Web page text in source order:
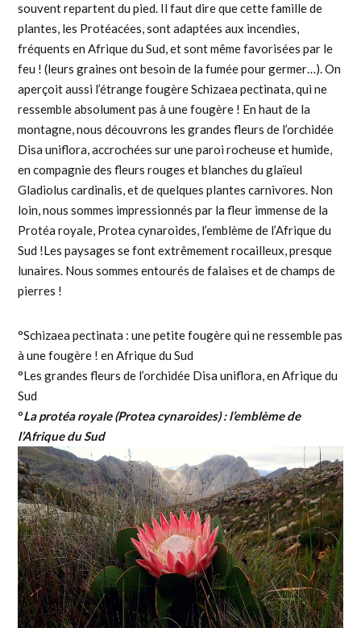
souvent repartent du pied. Il faut dire que cette famille de
plantes, les Protéacées, sont adaptées aux incendies,
fréquents en Afrique du Sud, et sont même favorisées par le
feu ! (leurs graines ont besoin de la fumée pour germer…). On
aperçoit aussi l’étrange fougère Schizaea pectinata, qui ne
ressemble absolument pas à une fougère ! En haut de la
montagne, nous découvrons les grandes fleurs de l’orchidée
Disa uniflora, accrochées sur une paroi rocheuse et humide,
en compagnie des fleurs rouges et blanches du glaïeul
Gladiolus cardinalis, et de quelques plantes carnivores. Non
loin, nous sommes impressionnés par la fleur immense de la
Protéa royale, Protea cynaroides, l’emblème de l’Afrique du
Sud !Les paysages se font extrêmement rocailleux, presque
lunaires. Nous sommes entourés de falaises et de champs de
pierres !
°Schizaea pectinata : une petite fougère qui ne ressemble pas
à une fougère ! en Afrique du Sud
°Les grandes fleurs de l’orchidée Disa uniflora, en Afrique du
Sud
°La protéa royale (Protea cynaroides) : l’emblème de
l’Afrique du Sud